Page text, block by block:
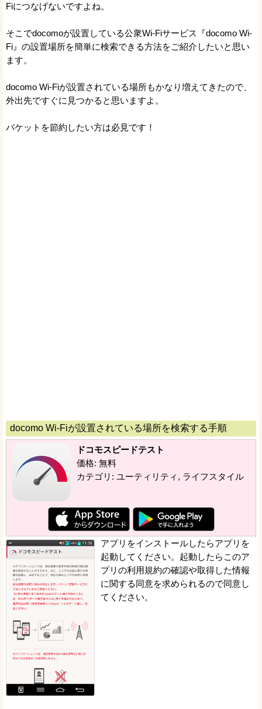
Fiにつなげないですよね。
そこでdocomoが設置している公衆Wi-Fiサービス『docomo Wi-
Fi』の設置場所を簡単に検索できる方法をご紹介したいと思い
ます。
docomo Wi-Fiが設置されている場所もかなり増えてきたので、
外出先ですぐに見つかると思いますよ。
パケットを節約したい方は必見です！
docomo Wi-Fiが設置されている場所を検索する手順
ドコモスピードテスト
価格: 無料
カテゴリ: ユーティリティ, ライフスタイル
アプリをインストールしたらアプリを
起動してください。起動したらこのア
プリの利用規約の確認や取得した情報
に関する同意を求められるので同意し
てください。